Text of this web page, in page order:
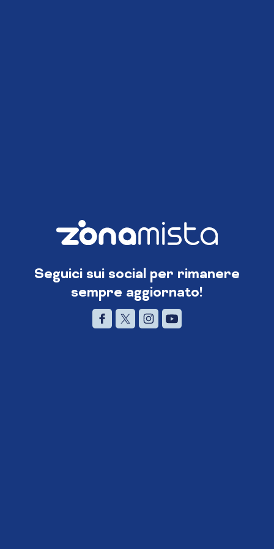
Seguici sui social per rimanere
sempre aggiornato!